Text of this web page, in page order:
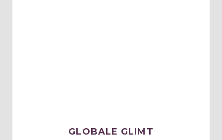
GLOBALE GLIMT